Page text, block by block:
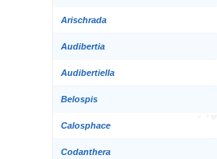
Arischrada
Audibertia
Audibertiella
Belospis
Calosphace
Codanthera